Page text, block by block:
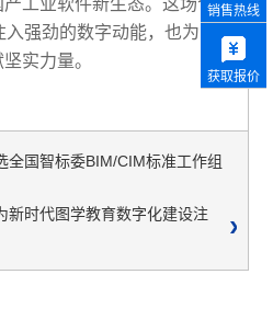
工业软件新生态。这场合
入强劲的数字动能，也为国
实力量。
全国智标委BIM/CIM标准工作组
新时代图学教育数字化建设注
销售热线
获取报价